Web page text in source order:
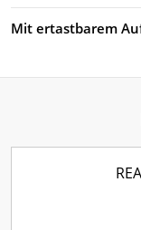
Mit ertastbarem